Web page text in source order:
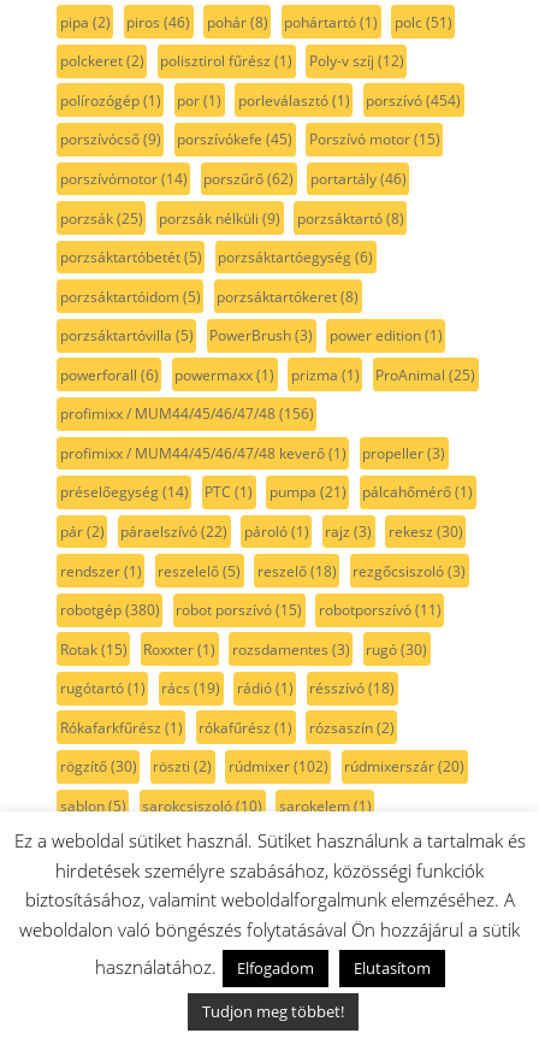
pipa (2) piros (46) pohár(8) pohártartó(1) polc(51)
polckeret(2) polisztirol fűrész (1) Poly-v szíj (12)
polírozógép(1) por(1) porleválasztó(1) porszívó(454)
porszívócső(9) porszívókefe (45) Porszívó motor(15)
porszívómotor(14) porszűrő(62) portartály(46)
porzsák(25) porzsák nélküli (9) porzsáktartó(8)
porzsáktartóbetét(5) porzsáktartóegység(6)
porzsáktartóidom(5) porzsáktartókeret(8)
porzsáktartóvilla (5) PowerBrush(3) power edition(1)
powerforall (6) powermaxx(1) prizma (1) ProAnimal (25)
profimixx / MUM44/45/46/47/48(156)
profimixx / MUM44/45/46/47/48 keverő(1) propeller(3)
préselőegység(14) PTC (1) pumpa (21) pálcahőmérő(1)
pár(2) páraelszívó(22) pároló(1) rajz (3) rekesz (30)
rendszer(1) reszelelő(5) reszelő(18) rezgőcsiszoló(3)
robotgép(380) robot porszívó(15) robotporszívó(11)
Rotak(15) Roxxter(1) rozsdamentes (3) rugó(30)
rugótartó(1) rács (19) rádió(1) résszívó(18)
Rókafarkfűrész (1) rókafűrész (1) rózsaszín(2)
rögzítő(30) röszti (2) rúdmixer(102) rúdmixerszár(20)
sablon(5) sarokcsiszoló(10) sarokelem(1)
sarokköszörű(2) serie2(11) serie 6(6) serie 8(9)
side by side (32) Siemens(218) SilentMixx(18) skil(8)
smoothie(13) spagetti(1) Spotless(1) spray(1) stift (8)
szabályzó(4) szalagcsiszoló(4) szalagfeszítő(1)
szatináló gép(1) szegecs
Ez a weboldal sütiket használ. Sütiket használunk a tartalmak és
hirdetések személyre szabásához, közösségi funkciók
biztosításához, valamint weboldalforgalmunk elemzéséhez. A
weboldalon való böngészés folytatásával Ön hozzájárul a sütik
használatához.
Elfogadom
Elutasítom
Tudjon meg többet!